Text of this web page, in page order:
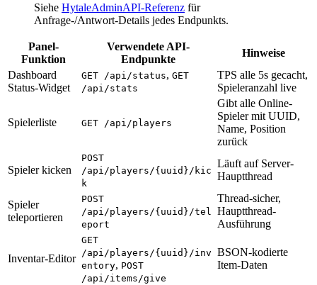
Siehe HytaleAdminAPI-Referenz für
Anfrage-/Antwort-Details jedes Endpunkts.
Panel-
Funktion
Verwendete API-
Endpunkte
Hinweise
Dashboard
Status-Widget
GET /api/status, GET
/api/stats
TPS alle 5s gecacht,
Spieleranzahl live
Spielerliste GET /api/players
Gibt alle Online-
Spieler mit UUID,
Name, Position
zurück
Spieler kicken
POST
/api/players/{uuid}/kic
k
Läuft auf Server-
Hauptthread
Spieler
teleportieren
POST
/api/players/{uuid}/tel
eport
Thread-sicher,
Hauptthread-
Ausführung
Inventar-Editor
GET
/api/players/{uuid}/inv
entory, POST
/api/items/give
BSON-kodierte
Item-Daten